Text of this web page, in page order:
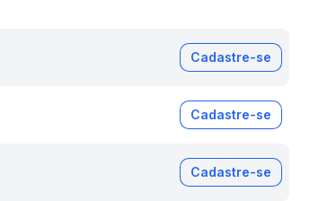
Cadastre-se
Cadastre-se
Cadastre-se